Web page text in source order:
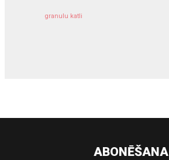
granulu katli
ABONĒŠANA